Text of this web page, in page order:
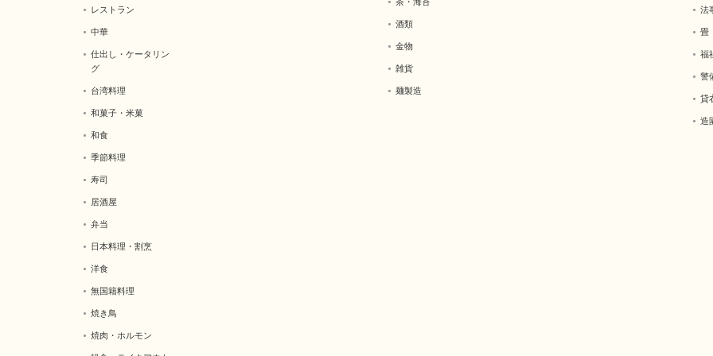
レストラン
中華
仕出し・ケータリン
グ
台湾料理
和菓子・米菓
和食
季節料理
寿司
居酒屋
弁当
日本料理・割烹
洋食
無国籍料理
焼き鳥
焼肉・ホルモン
酒類
金物
雑貨
麺製造
法
畳
福
警
貸
造